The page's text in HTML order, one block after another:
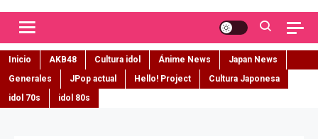
Inicio AKB48 Cultura idol Ánime News
Japan News
Generales
JPop actual Hello! Project
Cultura Japonesa
idol 70s
idol 80s